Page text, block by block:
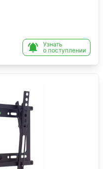

Узнать
о поступлении